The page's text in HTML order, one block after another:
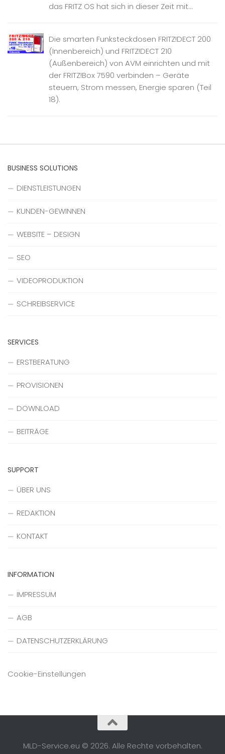
das FRITZ OS hat sich in dieser Zeit mit...
Die smarten Funksteckdosen FRITZ!DECT 200
(Innenbereich) und FRITZ!DECT 210
(Außenbereich) von AVM einrichten und mit
der FRITZ!Box 7590 verbinden – Geräte
steuern, Strom messen, Energie sparen (Teil
18).
BUSINESS SOLUTIONS
DIENSTLEISTUNGEN
KUNDEN-GEWINNEN
WEBSITE – DESIGN
SEO
VIDEOPRODUKTION
SCHREIBSERVICE
SERVICES
ERSTBERATUNG
PROVISIONEN
DOWNLOAD
BEITRÄGE
SUPPORT
ÜBER UNS
REDAKTION
KONTAKT
INFORMATION
IMPRESSUM
AGB
DATENSCHUTZERKLÄRUNG
Cookie-Einstellungen
MLD-Service.eu © 2026. Alle Rechte vorbehalten.